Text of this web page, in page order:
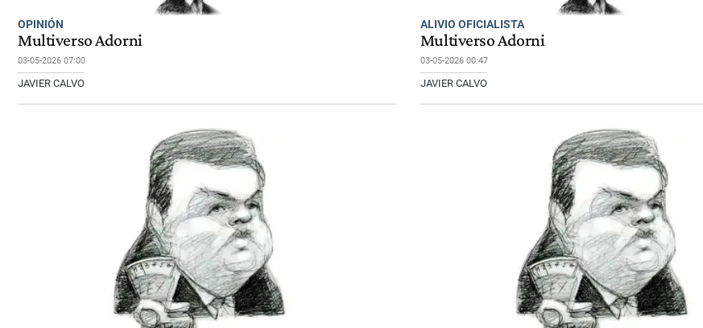
OPINIÓN
Multiverso Adorni
03-05-2026 07:00
JAVIER CALVO
ALIVIO OFICIALISTA
Multiverso Adorni
03-05-2026 00:47
JAVIER CALVO